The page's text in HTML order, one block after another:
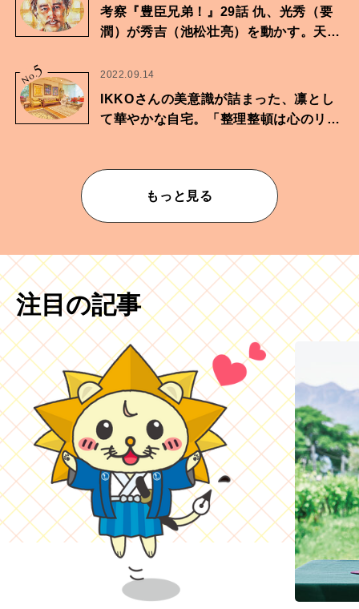
考察『豊臣兄弟！』29話 仇、光秀（要
潤）が秀吉（池松壮亮）を動かす。天下
No.5 2022.09.14
IKKOさんの美意識が詰まった、凛とし
て華やかな自宅。「整理整頓は心のリズ
もっと見る
注目の記事